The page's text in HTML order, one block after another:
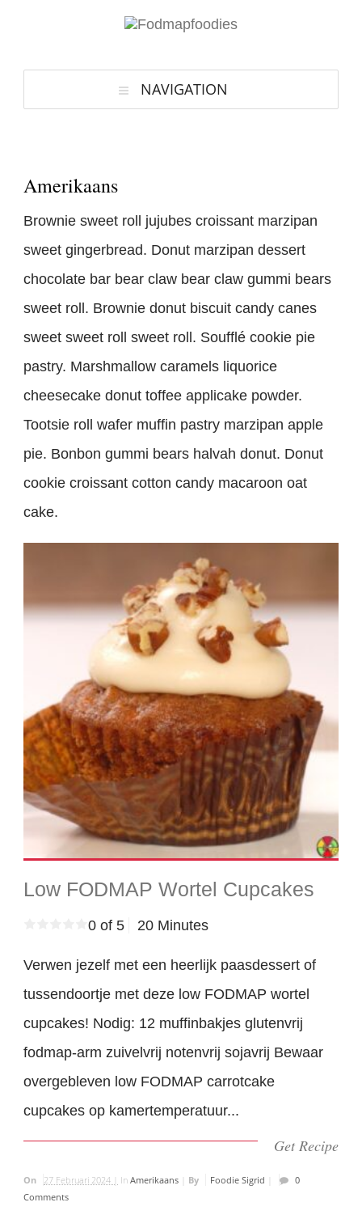
NAVIGATION
Amerikaans
Brownie sweet roll jujubes croissant marzipan
sweet gingerbread. Donut marzipan dessert
chocolate bar bear claw bear claw gummi bears
sweet roll. Brownie donut biscuit candy canes
sweet sweet roll sweet roll. Soufflé cookie pie
pastry. Marshmallow caramels liquorice
cheesecake donut toffee applicake powder.
Tootsie roll wafer muffin pastry marzipan apple
pie. Bonbon gummi bears halvah donut. Donut
cookie croissant cotton candy macaroon oat
cake.
Low FODMAP Wortel Cupcakes
0 of 5 20 Minutes
Verwen jezelf met een heerlijk paasdessert of
tussendoortje met deze low FODMAP wortel
cupcakes! Nodig: 12 muffinbakjes glutenvrij
fodmap-arm zuivelvrij notenvrij sojavrij Bewaar
overgebleven low FODMAP carrotcake
cupcakes op kamertemperatuur...
Get Recipe
On 27 Februari 2024 | InAmerikaans By Foodie Sigrid
0
Comments